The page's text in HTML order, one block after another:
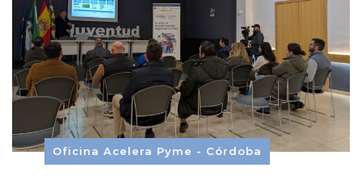
Oficina Acelera Pyme - Córdoba